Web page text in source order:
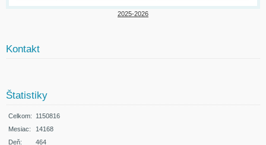
2025-2026
Kontakt
Štatistiky
Celkom:
1150816
Mesiac:
14168
Deň:
464